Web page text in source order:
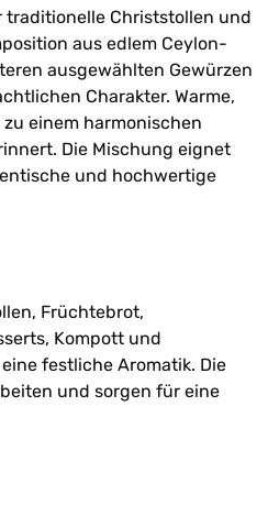
traditionelle Christstollen und
aus edlem Ceylon-
ausgewählten Gewürzen
Charakter. Warme,
einem harmonischen
Die Mischung eignet
und hochwertige
Früchtebrot,
Kompott und
festliche Aromatik. Die
und sorgen für eine